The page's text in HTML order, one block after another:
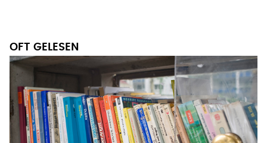
OFT GELESEN